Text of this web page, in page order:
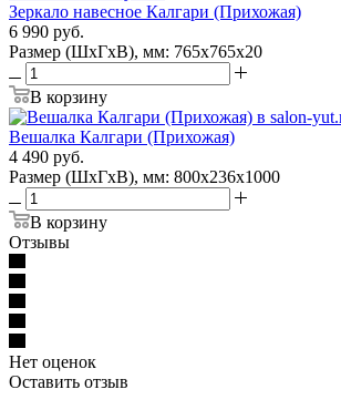
Зеркало навесное Калгари (Прихожая)
6 990 руб.
Размер (ШхГхВ), мм: 765х765х20
В корзину
Вешалка Калгари (Прихожая)
4 490 руб.
Размер (ШхГхВ), мм: 800х236х1000
В корзину
Отзывы
Нет оценок
Оставить отзыв